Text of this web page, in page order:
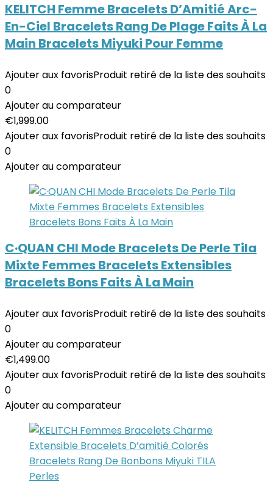
KELITCH Femme Bracelets D’Amitié Arc-
En-Ciel Bracelets Rang De Plage Faits À La
Main Bracelets Miyuki Pour Femme
Ajouter aux favorisProduit retiré de la liste des souhaits
0
Ajouter au comparateur
€1,999.00
Ajouter aux favorisProduit retiré de la liste des souhaits
0
Ajouter au comparateur
C·QUAN CHI Mode Bracelets De Perle Tila
Mixte Femmes Bracelets Extensibles
Bracelets Bons Faits À La Main
Ajouter aux favorisProduit retiré de la liste des souhaits
0
Ajouter au comparateur
€1,499.00
Ajouter aux favorisProduit retiré de la liste des souhaits
0
Ajouter au comparateur